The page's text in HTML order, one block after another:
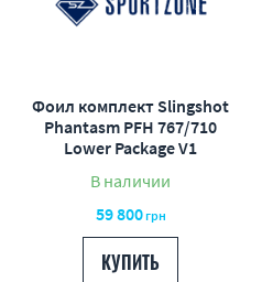
Фоил комплект Slingshot
Phantasm PFH 767/710
Lower Package V1
В наличии
59 800грн
КУПИТЬ